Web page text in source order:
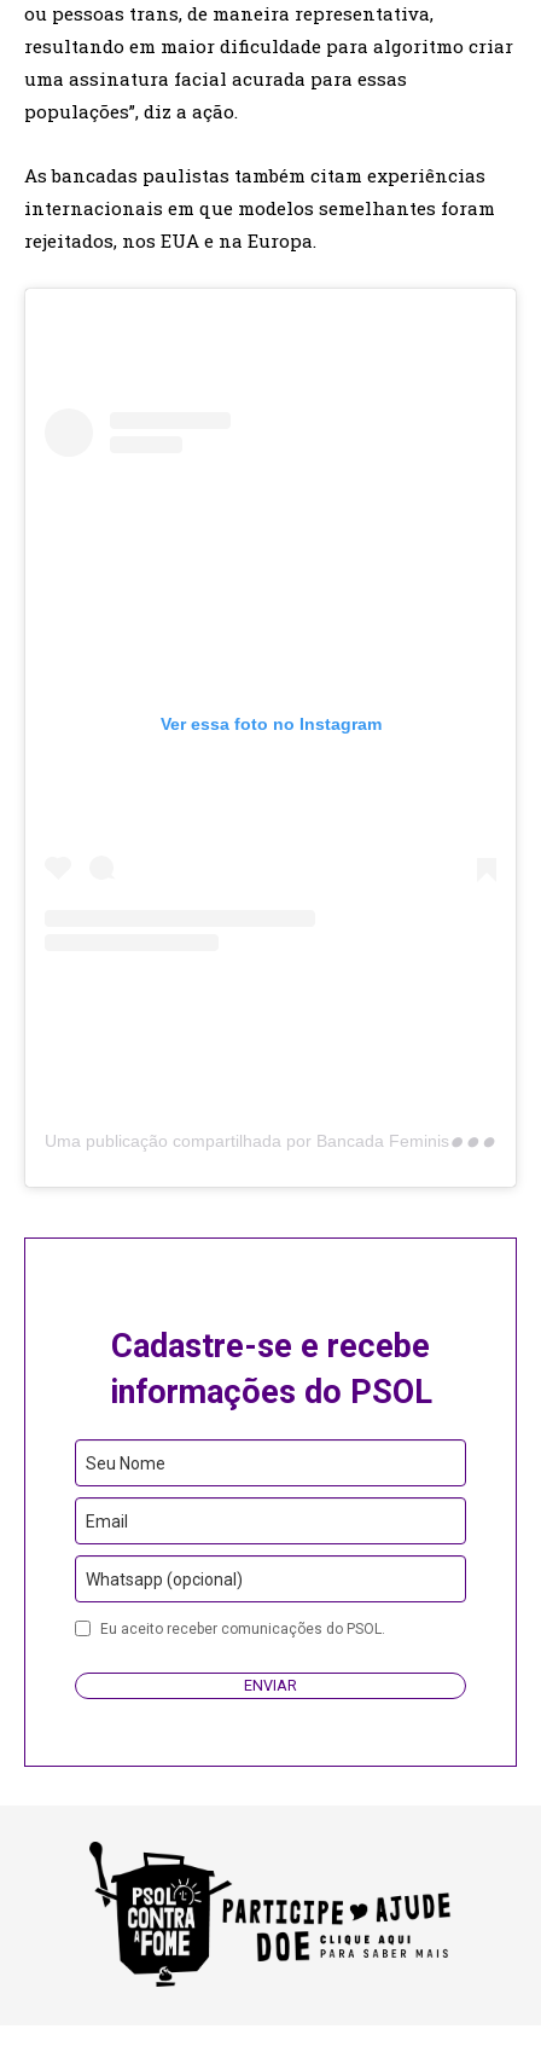
ou pessoas trans, de maneira representativa,
resultando em maior dificuldade para algoritmo criar
uma assinatura facial acurada para essas
populações”, diz a ação.
As bancadas paulistas também citam experiências
internacionais em que modelos semelhantes foram
rejeitados, nos EUA e na Europa.
Ver essa foto no Instagram
U
ma publicação compartilhada por Bancada Feminista do PSOL (@bancadafeministapsol)
Cadastre-se e recebe
informações do PSOL
Seu Nome
Email
Whatsapp (opcional)
Eu aceito receber comunicações do PSOL.
ENVIAR